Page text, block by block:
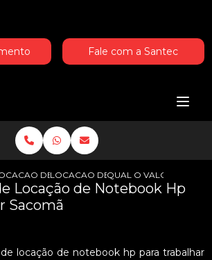
Fale com a Santec
DE NOTEBOOKS HP
LOCACAO DE NOTEBOOK HP PARA
QUAL O VALOR DE
Locação de Notebook Hp
Sacomã
locação de notebook hp para trabalhar